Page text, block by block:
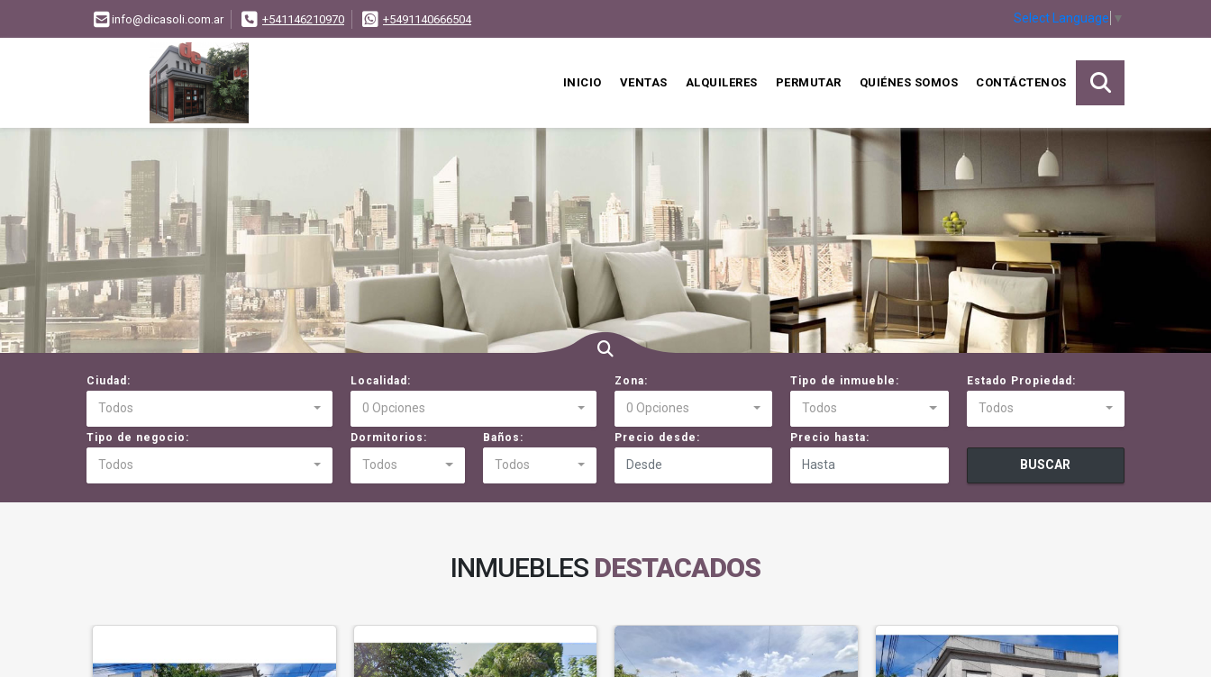
info@dicasoli.com.ar +541146210970 +5491140666504 Select Language ▼
INICIO VENTAS ALQUILERES PERMUTAR QUIÉNES SOMOS CONTÁCTENOS
Ciudad:
Todos
Localidad:
0 Opciones
Zona:
0 Opciones
Tipo de inmueble:
Todos
Estado Propiedad:
Todos
Tipo de negocio:
Todos
Dormitorios:
Todos
Baños:
Todos
Precio desde: Precio hasta:
BUSCAR
INMUEBLES DESTACADOS